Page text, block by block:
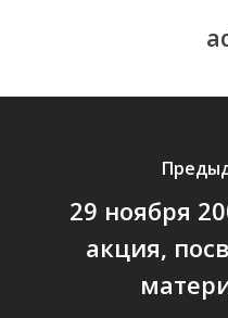
29 ноября
акция,